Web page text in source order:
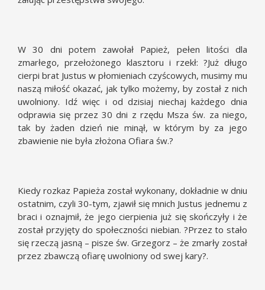
W 30 dni potem zawołał Papież, pełen litości dla
zmarłego, przełożonego klasztoru i rzekł: ?Już długo
cierpi brat Justus w płomieniach czyścowych, musimy mu
naszą miłość okazać, jak tylko możemy, by został z nich
uwolniony. Idź więc i od dzisiaj niechaj każdego dnia
odprawia się przez 30 dni z rzędu Msza św. za niego,
tak by żaden dzień nie minął, w którym by za jego
zbawienie nie była złożona Ofiara św.?
Kiedy rozkaz Papieża został wykonany, dokładnie w dniu
ostatnim, czyli 30-tym, zjawił się mnich Justus jednemu z
braci i oznajmił, że jego cierpienia już się skończyły i że
został przyjęty do społeczności niebian. ?Przez to stało
się rzeczą jasną – pisze św. Grzegorz – że zmarły został
przez zbawczą ofiarę uwolniony od swej kary?.